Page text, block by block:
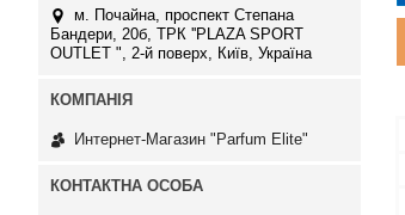
м. Почайна, проспект Степана
Бандери, 20б, ТРК ''PLAZA SPORT
OUTLET ", 2-й поверх, Київ, Україна
Интернет-Магазин "Parfum Elite"